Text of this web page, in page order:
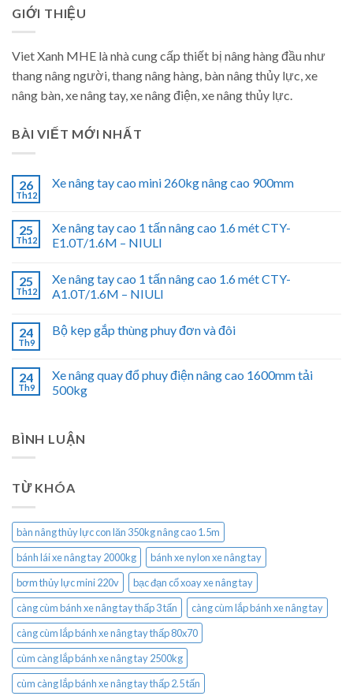
GIỚI THIỆU
Viet Xanh MHE là nhà cung cấp thiết bị nâng hàng đầu như
thang nâng người, thang nâng hàng, bàn nâng thủy lực, xe
nâng bàn, xe nâng tay, xe nâng điện, xe nâng thủy lực.
BÀI VIẾT MỚI NHẤT
26
Th12
Xe nâng tay cao mini 260kg nâng cao 900mm
25
Th12
Xe nâng tay cao 1 tấn nâng cao 1.6 mét CTY-
E1.0T/1.6M – NIULI
25
Th12
Xe nâng tay cao 1 tấn nâng cao 1.6 mét CTY-
A1.0T/1.6M – NIULI
24
Th9
Bộ kẹp gắp thùng phuy đơn và đôi
24
Th9
Xe nâng quay đổ phuy điện nâng cao 1600mm tải
500kg
BÌNH LUẬN
TỪ KHÓA
bàn nâng thủy lực con lăn 350kg nâng cao 1.5m
bánh lái xe nâng tay 2000kg
bánh xe nylon xe nâng tay
bơm thủy lực mini 220v
bạc đạn cổ xoay xe nâng tay
càng cùm bánh xe nâng tay thấp 3 tấn
càng cùm lắp bánh xe nâng tay
càng cùm lắp bánh xe nâng tay thấp 80x70
cùm càng lắp bánh xe nâng tay 2500kg
cùm càng lắp bánh xe nâng tay thấp 2.5 tấn